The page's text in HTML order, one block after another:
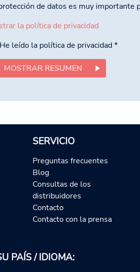
de datos es muy importante
la política de privacidad
He leído la política de privacidad*
MOSTRAR RESUMEN
SERVICIO
Preguntas frecuentes
Blog
Consultas de los
distribuidores
Contacto
Contacto con la prensa
PAÍS / IDIOMA: